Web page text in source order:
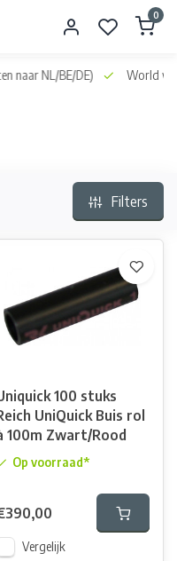
0
naar NL/BE/DE) World
Filters
100 stuks
UniQuick Buis rol
100m Zwart/Rood
Op voorraad*
Vergelijk